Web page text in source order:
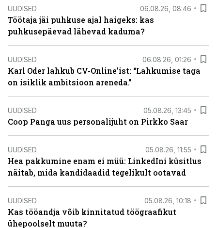
UUDISED 06.08.26, 08:46
Töötaja jäi puhkuse ajal haigeks: kas
puhkusepäevad lähevad kaduma?
UUDISED 06.08.26, 01:26
Karl Oder lahkub CV-Online’ist: “Lahkumise taga
on isiklik ambitsioon areneda.”
UUDISED 05.08.26, 13:45
Coop Panga uus personalijuht on Pirkko Saar
UUDISED 05.08.26, 11:55
Hea pakkumine enam ei müü: LinkedIni küsitlus
näitab, mida kandidaadid tegelikult ootavad
UUDISED 05.08.26, 10:18
Kas tööandja võib kinnitatud töögraafikut
ühepoolselt muuta?